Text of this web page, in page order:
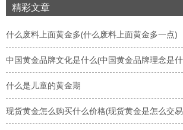
精彩文章
什么废料上面黄金多(什么废料上面黄金多一点)
中国黄金品牌文化是什么(中国黄金品牌理念是
什么是儿童的黄金期
现货黄金怎么购买什么价格(现货黄金是怎么交